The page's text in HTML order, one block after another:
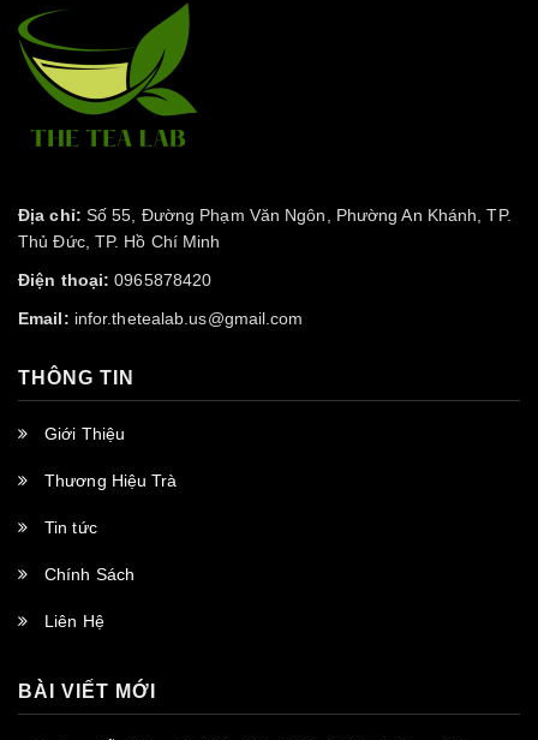
Địa chỉ: Số 55, Đường Phạm Văn Ngôn, Phường An Khánh, TP.
Thủ Đức, TP. Hồ Chí Minh
Điện thoại: 0965878420
Email: infor.thetealab.us@gmail.com
THÔNG TIN
Giới Thiệu
Thương Hiệu Trà
Tin tức
Chính Sách
Liên Hệ
BÀI VIẾT MỚI